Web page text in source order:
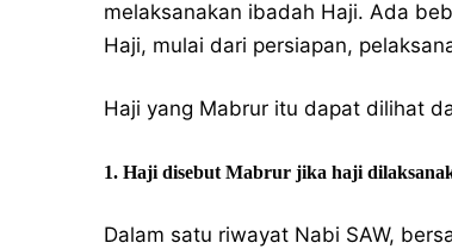
melaksanakan ibadah Haji. Ada
Haji, mulai dari persiapan,
Haji yang Mabrur itu dapat dilihat
1. Haji disebut Mabrur jika haji
Dalam satu riwayat Nabi SAW,